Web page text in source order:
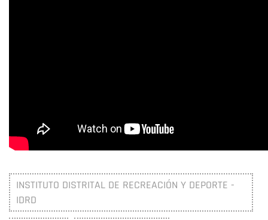
INSTITUTO DISTRITAL DE RECREACIÓN Y DEPORTE -
IDRD